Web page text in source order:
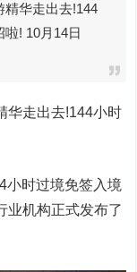
精华走出去!144
! 10月14日
华走出去!144小时
小时过境免签入境
业机构正式发布了